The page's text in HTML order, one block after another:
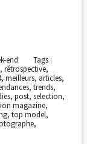
end
Tags :
, rétrospective,
, meilleurs, articles,
, trends,
, post, selection,
magazine,
, top model,
,